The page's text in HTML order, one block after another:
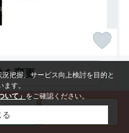
-
分
近鉄京都線「向島」駅 徒歩15分
を変更
把握、サービス向上検討を目的と
す。
いて」をご確認ください。
る